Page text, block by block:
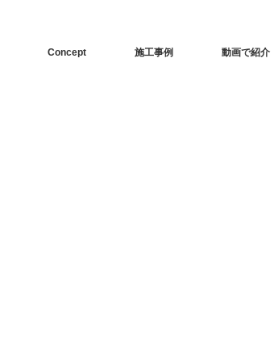
Concept 施工事例 動画で紹介